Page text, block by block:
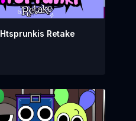
Htsprunkis Retake